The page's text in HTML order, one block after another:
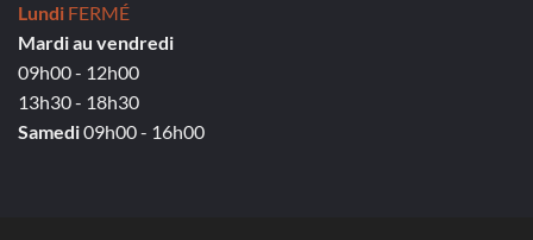
Lundi FERMÉ
Mardi au vendredi
09h00 - 12h00
13h30 - 18h30
Samedi09h00 - 16h00